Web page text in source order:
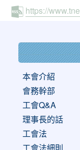
https://
本會介紹
會務幹部
工會Q&A
理事長的話
工會法
工會法細則